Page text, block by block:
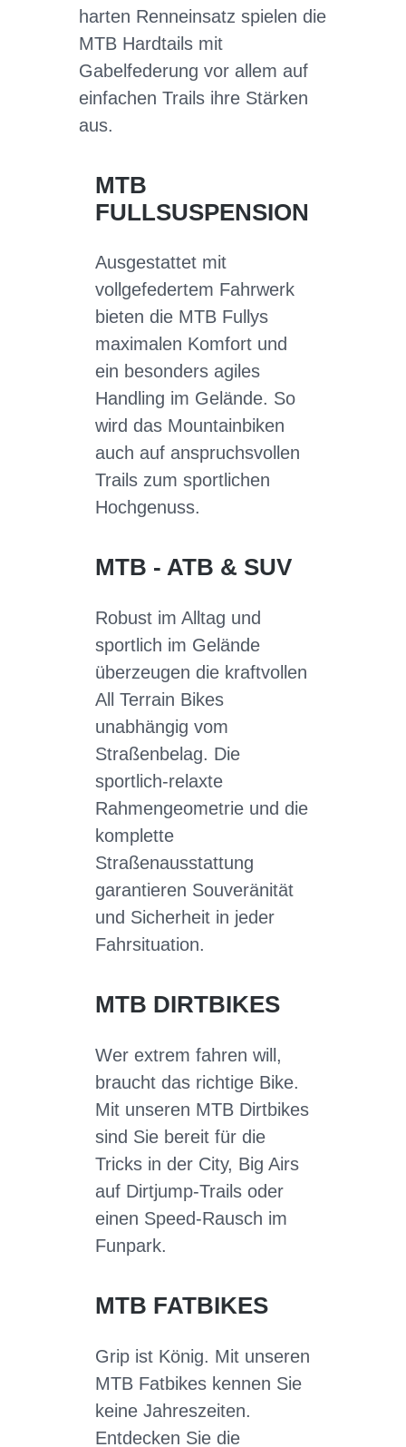
harten Renneinsatz spielen die
MTB Hardtails mit
Gabelfederung vor allem auf
einfachen Trails ihre Stärken
aus.
MTB
FULLSUSPENSION
Ausgestattet mit
vollgefedertem Fahrwerk
bieten die MTB Fullys
maximalen Komfort und
ein besonders agiles
Handling im Gelände. So
wird das Mountainbiken
auch auf anspruchsvollen
Trails zum sportlichen
Hochgenuss.
MTB - ATB & SUV
Robust im Alltag und
sportlich im Gelände
überzeugen die kraftvollen
All Terrain Bikes
unabhängig vom
Straßenbelag. Die
sportlich-relaxte
Rahmengeometrie und die
komplette
Straßenausstattung
garantieren Souveränität
und Sicherheit in jeder
Fahrsituation.
MTB DIRTBIKES
Wer extrem fahren will,
braucht das richtige Bike.
Mit unseren MTB Dirtbikes
sind Sie bereit für die
Tricks in der City, Big Airs
auf Dirtjump-Trails oder
einen Speed-Rausch im
Funpark.
MTB FATBIKES
Grip ist König. Mit unseren
MTB Fatbikes kennen Sie
keine Jahreszeiten.
Entdecken Sie die